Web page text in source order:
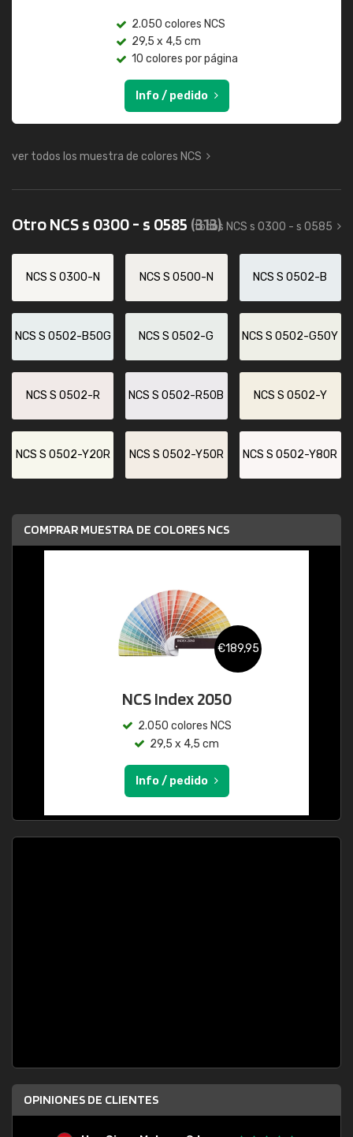
2.050 colores NCS
29,5 x 4,5 cm
10 colores por página
Info / pedido
ver todos los muestra de colores NCS
Otro NCS s 0300 - s 0585 (313)
todos NCS s 0300 - s 0585
NCS S 0300-N NCS S 0500-N NCS S 0502-B
NCS S 0502-B50G NCS S 0502-G NCS S 0502-G50Y
NCS S 0502-R NCS S 0502-R50B NCS S 0502-Y
NCS S 0502-Y20R NCS S 0502-Y50R NCS S 0502-Y80R
COMPRAR MUESTRA DE COLORES NCS
€189,95
NCS Index 2050
2.050 colores NCS
29,5 x 4,5 cm
Info / pedido
OPINIONES DE CLIENTES